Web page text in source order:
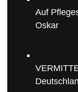
Auf
Oskar